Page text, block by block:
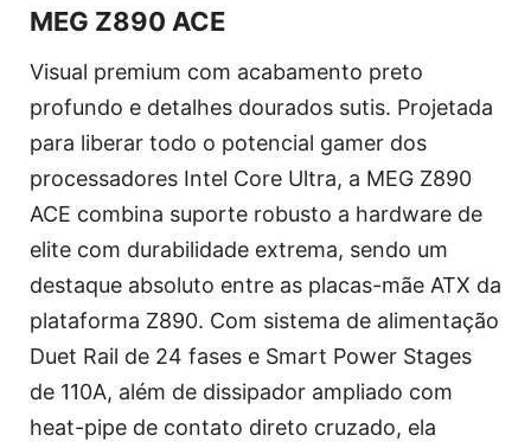
MEG Z890 ACE
Visual premium com acabamento preto
profundo e detalhes dourados sutis. Projetada
para liberar todo o potencial gamer dos
processadores Intel Core Ultra, a MEG Z890
ACE combina suporte robusto a hardware de
elite com durabilidade extrema, sendo um
destaque absoluto entre as placas-mãe ATX da
plataforma Z890. Com sistema de alimentação
Duet Rail de 24 fases e Smart Power Stages
de 110A, além de dissipador ampliado com
heat-pipe de contato direto cruzado, ela